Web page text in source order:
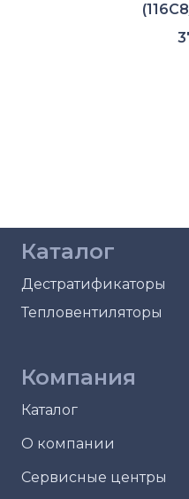
Каталог
Дестратификаторы
Тепловентиляторы
Компания
Каталог
О компании
Сервисные центры